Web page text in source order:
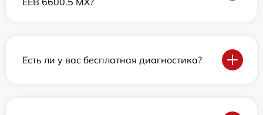
Есть ли у вас бесплатная диагностика?